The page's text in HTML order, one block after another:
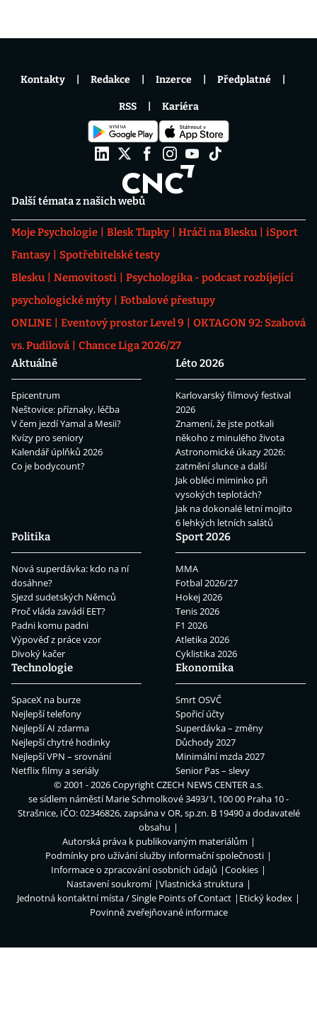
Další témata z našich webů
Moje Psychologie Blesk Tlapky Hráči na Blesku
iSport
Fantasy
Spotřebitelské testy
Blesku
Nemovitosti
Psychologika - podcast rozbíjející
psychologické mýty
Fotbalové přestupy
ONLINE
Eventový prostor Level 9
OKTAGON 92: Szabová
vs. Pudilová
Chance Liga 2026/27
Aktuálně
Epicentrum
Neštovice: příznaky, léčba
V čem jezdí Yamal a Mesii?
Kvízy pro seniory
Kalendář úplňků 2026
Co je bodycount?
Léto 2026
Karlovarský filmový festival
2026
Znamení, že jste potkali
někoho z minulého života
Astronomické úkazy 2026:
zatmění slunce a další
Jak obléci miminko při
vysokých teplotách?
Jak na dokonalé letní mojito
6 lehkých letních salátů
Politika
Nová superdávka: kdo na ní
dosáhne?
Sjezd sudetských Němců
Proč vláda zavádí EET?
Padni komu padni
Výpověď z práce vzor
Divoký kačer
Sport 2026
MMA
Fotbal 2026/27
Hokej 2026
Tenis 2026
F1 2026
Atletika 2026
Cyklistika 2026
Technologie
SpaceX na burze
Nejlepší telefony
Nejlepší AI zdarma
Nejlepší chytré hodinky
Nejlepší VPN – srovnání
Netflix filmy a seriály
Ekonomika
Smrt OSVČ
Spořicí účty
Superdávka – změny
Důchody 2027
Minimální mzda 2027
Senior Pas – slevy
Kontakty Redakce Inzerce Předplatné
RSS Kariéra
© 2001 - 2026 CopyrightCZECH NEWS CENTER a.s.
se sídlem náměstí Marie Schmolkové 3493/1, 100 00 Praha 10 -
Strašnice, IČO: 02346826, zapsána v OR, sp.zn. B 19490 a dodavatelé
obsahu
Autorská práva k publikovaným materiálům
Podmínky pro užívání služby informační společnosti
Informace o zpracování osobních údajů
Cookies
Nastavení soukromí
Vlastnická struktura
Jednotná kontaktní místa / Single Points of Contact
Etický kodex
Povinně zveřejňované informace